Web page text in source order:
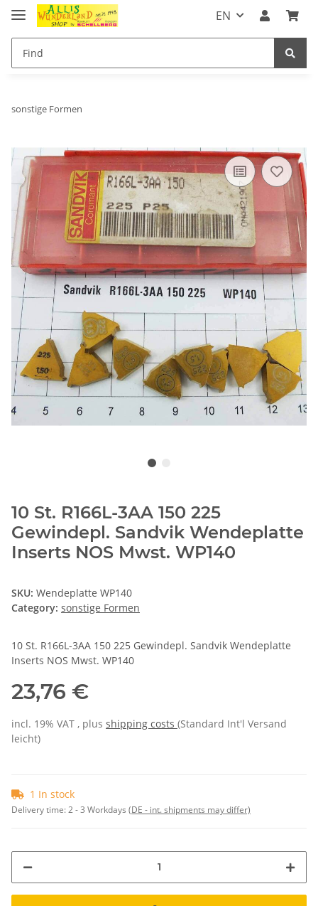
EN
sonstige Formen
10 St. R166L-3AA 150 225
Gewindepl. Sandvik Wendeplatte
Inserts NOS Mwst. WP140
SKU: Wendeplatte WP140
Category: sonstige Formen
10 St. R166L-3AA 150 225 Gewindepl. Sandvik Wendeplatte
Inserts NOS Mwst. WP140
23,76 €
incl. 19% VAT , plus shipping costs (Standard Int'l Versand
leicht)
1 In stock
Delivery time:2 - 3 Workdays (DE - int. shipments may differ)